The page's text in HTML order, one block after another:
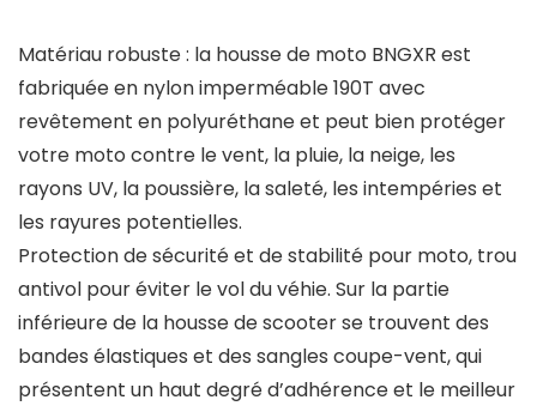
Matériau robuste : la housse de moto BNGXR est
fabriquée en nylon imperméable 190T avec
revêtement en polyuréthane et peut bien protéger
votre moto contre le vent, la pluie, la neige, les
rayons UV, la poussière, la saleté, les intempéries et
les rayures potentielles.
Protection de sécurité et de stabilité pour moto, trou
antivol pour éviter le vol du véhie. Sur la partie
inférieure de la housse de scooter se trouvent des
bandes élastiques et des sangles coupe-vent, qui
présentent un haut degré d’adhérence et le meilleur